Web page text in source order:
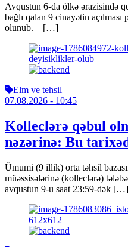
Avqustun 6-da ölkə ərazisində
bağlı qalan 9 cinayətin
olunub. […]
Elm ve tehsil
07.08.2026 - 10:45
Kolleclərə qəbul
nəzərinə: Bu
Ümumi (9 illik) orta təhsil
müəssisələrinə (kolleclərə)
avqustun 9-u saat 23:59-dək […]